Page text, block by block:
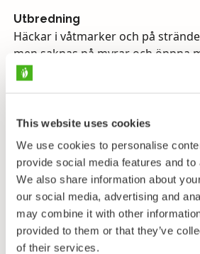
This website uses cookies
We use cookies to personalise
provide social media features and
We also share information about
our social media, advertising and
may combine it with other
provided to them or that they’ve
of their services.
Utbredning
Häckar i våtmarker och på
men saknas på myrar och öppna
häckande stammen i Finland
Flyttning
återkomst i april-maj. Övervintrar i
Europa.
Föda
Ryggradslösa djur.
Läten